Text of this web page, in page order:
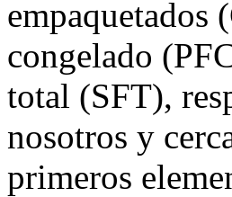
empaquetados
congelado
total (SFT),
nosotros y
primeros